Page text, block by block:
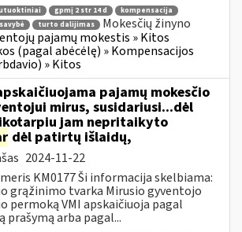
gpmį 2 str 14 d
kompensacija
turto dalijimas
Mokesčių žinyno
pajamų mokestis » Kitos
(pagal abėcėlę) » Kompensacijos
» Kitos
pajamų mokesčio
mirus, susidariusi...dėl
jam nepritaikyto
dėl patirtų išlaidų,
2024-11-22
KM0177 Ši informacija skelbiama:
grąžinimo tvarka Mirusio gyventojo
permoką VMI apskaičiuoja pagal
arba pagal...